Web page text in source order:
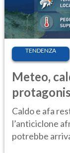
TENDENZA
Meteo,
Caldo e afa
l’anticiclone
potrebbe